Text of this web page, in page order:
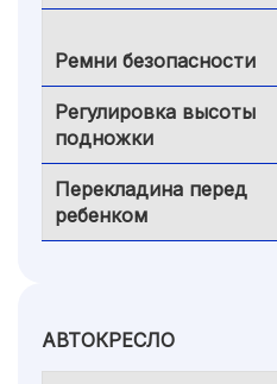
Ремни безопасности
Регулировка высоты
подножки
Перекладина перед
ребенком
АВТОКРЕСЛО